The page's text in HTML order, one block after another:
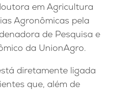
em Agricultura
Agronômicas pela
de Pesquisa e
da UnionAgro.
diretamente ligada
que, além de